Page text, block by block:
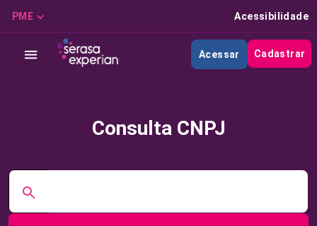
PME Acessibilidade
Acessar Cadastrar
Consulta CNPJ